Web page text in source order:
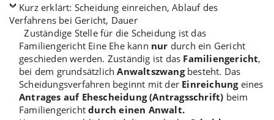
Kurz erklärt: Scheidung einreichen, Ablauf des
Verfahrens bei Gericht, Dauer
Zuständige Stelle für die Scheidung ist das
Familiengericht Eine Ehe kann nur durch ein Gericht
geschieden werden. Zuständig ist das Familiengericht,
bei dem grundsätzlichAnwaltszwangbesteht. Das
Scheidungsverfahren beginnt mit der Einreichungeines
Antrages auf Ehescheidung (Antragsschrift) beim
Familiengerichtdurch einen Anwalt.